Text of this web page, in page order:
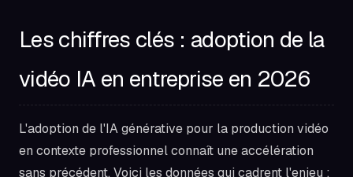
Les chiffres clés : adoption de la
vidéo IA en entreprise en 2026
L'adoption de l'IA générative pour la production vidéo
en contexte professionnel connaît une accélération
sans précédent. Voici les données qui cadrent l'enjeu :